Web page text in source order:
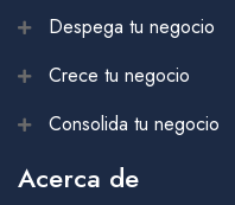
Despega tu negocio
Crece tu negocio
Consolida tu negocio
Acerca de